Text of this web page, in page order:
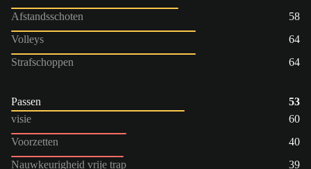
Afstandsschoten
58
Volleys
64
Strafschoppen
64
Passen
53
visie
60
Voorzetten
40
Nauwkeurigheid vrije trap
39